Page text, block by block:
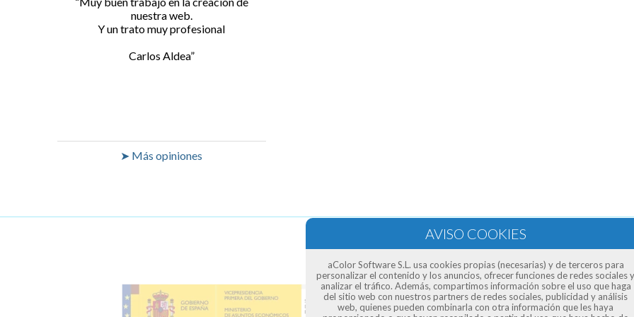
nuestra web.
Y un trato muy profesional
Carlos Aldea
➤ Más opiniones
aColor Software S.L. usa cookies propias (necesarias) y de terceros para
personalizar el contenido y los anuncios, ofrecer funciones de redes sociales y
analizar el tráfico. Además, compartimos información sobre el uso que haga
del sitio web con nuestros partners de redes sociales, publicidad y análisis
web, quienes pueden combinarla con otra información que les haya